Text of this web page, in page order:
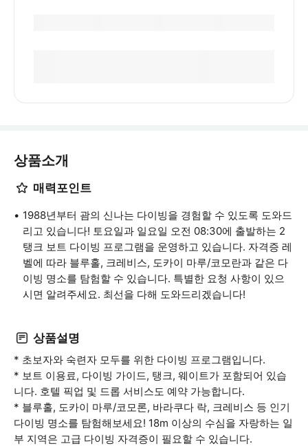
상품소개
매력포인트
1988년부터 괌의 신나는 다이빙을 경험할 수 있도록 도와드
리고 있습니다! 토요일과 일요일 오전 08:30에 출발하는 2
탱크 보트 다이빙 프로그램을 운영하고 있습니다. 자격증 레
벨에 따라 블루홀, 크레비스, 도카이 마루/코모란과 같은 다
이빙 명소를 탐험할 수 있습니다. 특별한 요청 사항이 있으
시면 알려주세요. 최선을 다해 도와드리겠습니다!
상품설명
* 초보자와 숙련자 모두를 위한 다이빙 프로그램입니다.
* 보트 이용료, 다이빙 가이드, 탱크, 웨이트가 포함되어 있습
니다. 호텔 픽업 및 드롭 서비스도 예약 가능합니다.
* 블루홀, 도카이 마루/코모론, 바라쿠다 락, 크레비스 등 인기
다이빙 명소를 탐험해보세요! 18m 이상의 수심을 자랑하는 일
부 지역은 고급 다이빙 자격증이 필요할 수 있습니다.